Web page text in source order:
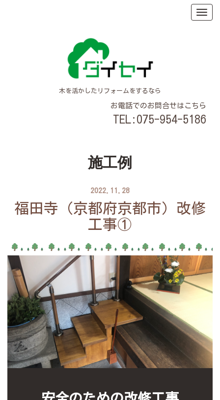
木を活かしたリフォームをするなら
お電話でのお問合せはこちら
TEL:075-954-5186
施工例
2022.11.28
福田寺（京都府京都市）改修
工事①